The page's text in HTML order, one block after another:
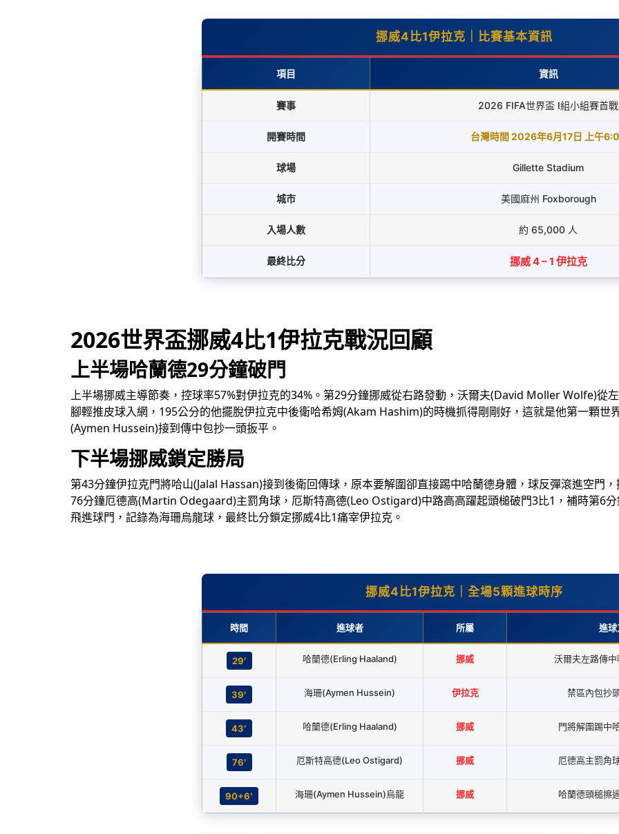
挪威4比1伊拉克｜比賽基本資訊
項目 資訊
賽事 2026 FIFA世界盃 I組小組賽首戰
開賽時間 台灣時間 2026年6月17日 上午
球場 Gillette Stadium
城市 美國麻州 Foxborough
入場人數 約 65,000 人
最終比分 挪威 4 – 1 伊拉克
2026世界盃挪威4比1伊拉克戰況回顧
上半場哈蘭德29分鐘破門
上半場挪威主導節奏，控球率57%對伊拉克的34%。第29分鐘挪威從右路發動，沃爾夫(David Moller Wolfe)從
腳輕推皮球入網，195公分的他擺脫伊拉克中後衛哈希姆(Akam Hashim)的時機抓得剛剛好，這就是他第一顆世
(Aymen Hussein)接到傳中包抄一頭扳平。
下半場挪威鎖定勝局
第43分鐘伊拉克門將哈山(Jalal Hassan)接到後衛回傳球，原本要解圍卻直接踢中哈蘭德身體，球反彈滾進空門
76分鐘厄德高(Martin Odegaard)主罰角球，厄斯特高德(Leo Ostigard)中路高高躍起頭槌破門3比1，補時第6
飛進球門，記錄為海珊烏龍球，最終比分鎖定挪威4比1痛宰伊拉克。
挪威4比1伊拉克｜全場5顆進球時序
時間 進球者 所屬 進球
29′ 哈蘭德(Erling Haaland) 挪威 沃爾夫左路傳
39′ 海珊(Aymen Hussein) 伊拉克 禁區內包抄
43′ 哈蘭德(Erling Haaland) 挪威 門將解圍踢中
76′ 厄斯特高德(Leo Ostigard) 挪威 厄德高主罰角
90+6′ 海珊(Aymen Hussein)烏龍 挪威 哈蘭德頭槌擦